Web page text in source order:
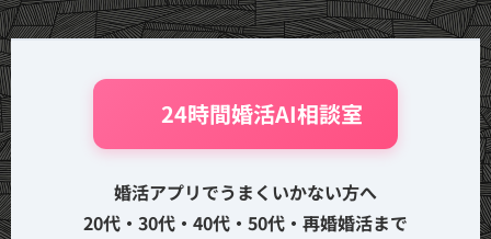
🤖 24時間婚活AI相談室
婚活アプリでうまくいかない方へ
20代・30代・40代・50代・再婚婚活まで